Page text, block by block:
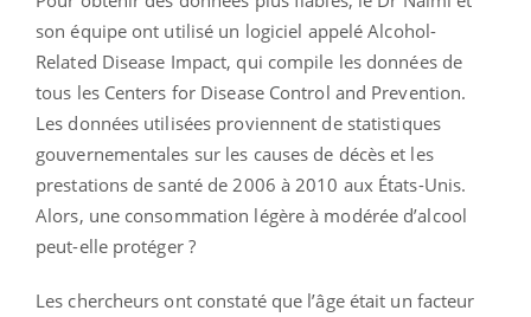
son équipe ont utilisé un logiciel appelé Alcohol-
Related Disease Impact, qui compile les données de
tous les Centers for Disease Control and Prevention.
Les données utilisées proviennent de statistiques
gouvernementales sur les causes de décès et les
prestations de santé de 2006 à 2010 aux États-Unis.
Alors, une consommation légère à modérée d’alcool
peut-elle protéger ?
Les chercheurs ont constaté que l’âge était un facteur